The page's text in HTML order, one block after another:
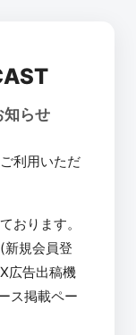
知らせ
利用いただ
おります。
新規会員登
広告出稿機
ス掲載ペー